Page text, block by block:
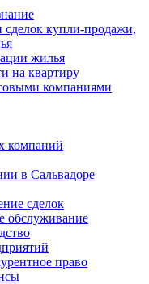
сделок купли-продажи,
жилья
на квартиру
компаниями
компаний
в Сальвадоре
сделок
обслуживание
право